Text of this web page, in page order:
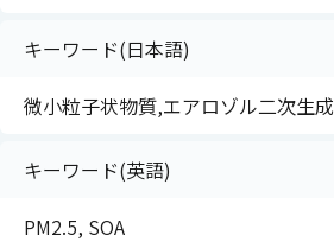
キーワード(日本語)
微小粒子状物質,エアロゾル二次生成
キーワード(英語)
PM2.5, SOA